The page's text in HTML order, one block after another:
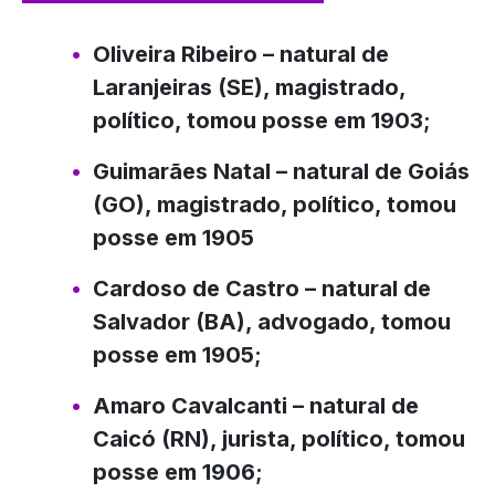
Oliveira Ribeiro – natural de
Laranjeiras (SE), magistrado,
político, tomou posse em 1903;
Guimarães Natal – natural de Goiás
(GO), magistrado, político, tomou
posse em 1905
Cardoso de Castro – natural de
Salvador (BA), advogado, tomou
posse em 1905;
Amaro Cavalcanti – natural de
Caicó (RN), jurista, político, tomou
posse em 1906;